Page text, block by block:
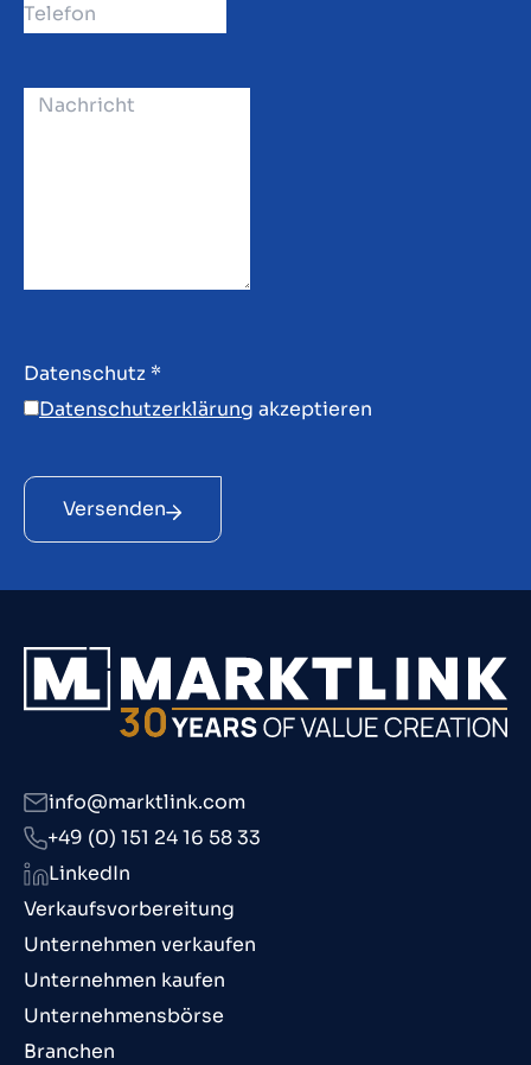
Datenschutz *
Datenschutzerklärung akzeptieren
Versenden
Verkaufsvorbereitung
Unternehmen verkaufen
Unternehmen kaufen
Unternehmensbörse
Branchen
info@marktlink.com
+49 (0) 151 24 16 58 33
LinkedIn